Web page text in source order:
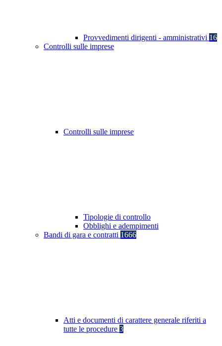
Provvedimenti dirigenti - amministrativi 16
Controlli sulle imprese
Controlli sulle imprese
Tipologie di controllo
Obblighi e adempimenti
Bandi di gara e contratti 1666
Atti e documenti di carattere generale riferiti a
tutte le procedure 3